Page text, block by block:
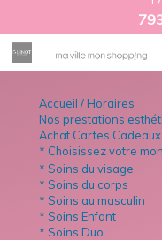
Accueil / Horaires
Nos prestations
Achat Cartes Cadeaux
* Choisissez votre
* Soins du visage
* Soins du corps
* Soins au masculin
* Soins Enfant
* Soins Duo